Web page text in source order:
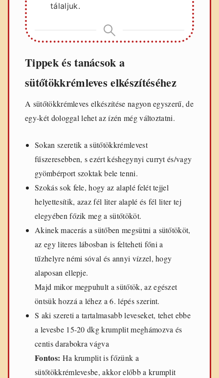
tálaljuk.
Tippek és tanácsok a
sütőtökkrémleves elkészítéséhez
A sütőtökkrémleves elkészítése nagyon egyszerű, de
egy-két dologgal lehet az ízén még változtatni.
Sokan szeretik a sütőtökkrémlevest
fűszeresebben, s ezért késhegynyi curryt és/vagy
gyömbérport szoktak bele tenni.
Szokás sok fele, hogy az alaplé felét tejjel
helyettesítik, azaz fél liter alaplé és fél liter tej
elegyében főzik meg a sütőtököt.
Akinek macerás a sütőben megsütni a sütőtököt,
az egy literes lábosban is felteheti főni a
tűzhelyre némi sóval és annyi vízzel, hogy
alaposan ellepje.
Majd mikor megpuhult a sütőtök, az egészet
öntsük hozzá a léhez a 6. lépés szerint.
S aki szereti a tartalmasabb leveseket, tehet ebbe
a levesbe 15-20 dkg krumplit meghámozva és
centis darabokra vágva
Fontos: Ha krumplit is főzünk a
sütőtökkrémlevesbe, akkor előbb a krumplit